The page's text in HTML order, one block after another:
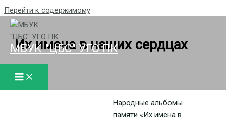
Перейти к содержимому
МБУК "ЦБС" УГО ПК
Их имена в наших сердцах
Народные альбомы
памяти «Их имена в